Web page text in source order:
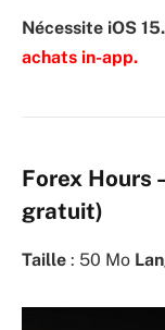
Nécessite iOS
achats in-app.
Forex Hours
gratuit)
Taille : 50 Mo